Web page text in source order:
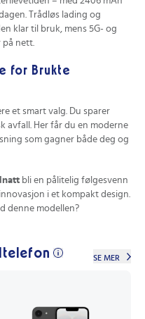
Trådløs lading og
klar til bruk, mens 5G- og
nett.
for Brukte
et smart valg. Du sparer
avfall. Her får du en moderne
som gagner både deg og
bli en pålitelig følgesvenn
i et kompakt design.
denne modellen?
SE MER